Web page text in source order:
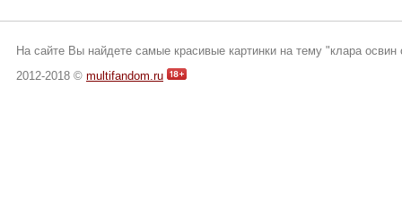
На сайте Вы найдете самые красивые картинки на тему "клара
2012-2018 © multifandom.ru